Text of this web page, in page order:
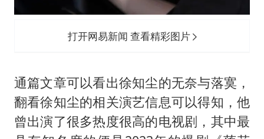
打开网易新闻 查看精彩图片
通篇文章可以看出徐知尘的无奈与落寞，
翻看徐知尘的相关演艺信息可以得知，他
曾出演了很多热度很高的电视剧，其中最